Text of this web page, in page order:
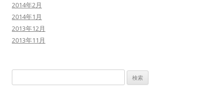
2014年2月
2014年1月
2013年12月
2013年11月
索: